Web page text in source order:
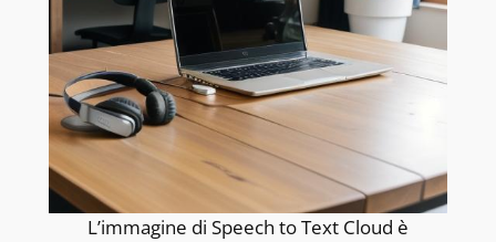
L’immagine di Speech to Text Cloud è